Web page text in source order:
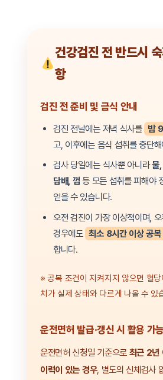
건강검진 전 반드시
항
검진 전 준비 및 금식 안내
검진 전날에는 저녁 식사를 밤
고, 이후에는 음식 섭취를 중단
검사 당일에는 식사뿐 아니라물
담배, 껌 등 모든 섭취를 피해야
얻을 수 있습니다.
오전 검진이 가장 이상적이며,
경우에도 최소 8시간 이상 공복
합니다.
※ 공복 조건이 지켜지지 않으면 혈
치가 실제 상태와 다르게 나올 수 있
운전면허 발급·갱신 시 활용 가능
운전면허 신청일 기준으로 최근 2년
이력이 있는 경우, 별도의 신체검사